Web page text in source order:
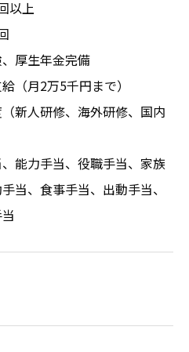
以上
、厚生年金完備
（月2万5千円まで）
（新人研修、海外研修、国内
、能力手当、役職手当、家族
当、食事手当、出動手当、